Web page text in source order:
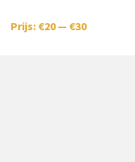
Prijs: €20— €30